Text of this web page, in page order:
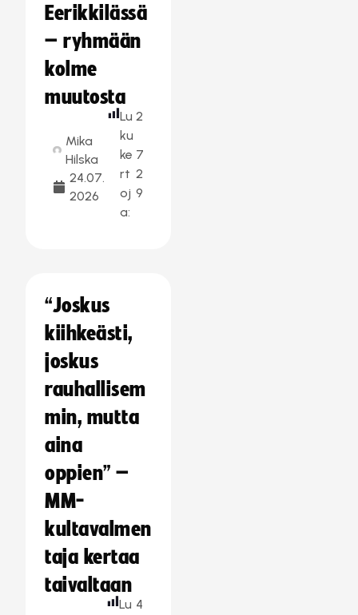
Eerikkilässä
– ryhmään
kolme
muutosta
Mika
Hilska
24.07.
2026
Lu
ku
ke
rt
oj
a:
2
7
2
9
“Joskus
kiihkeästi,
joskus
rauhallisem
min, mutta
aina
oppien” –
MM-
kultavalmen
taja kertaa
taivaltaan
Lu 4